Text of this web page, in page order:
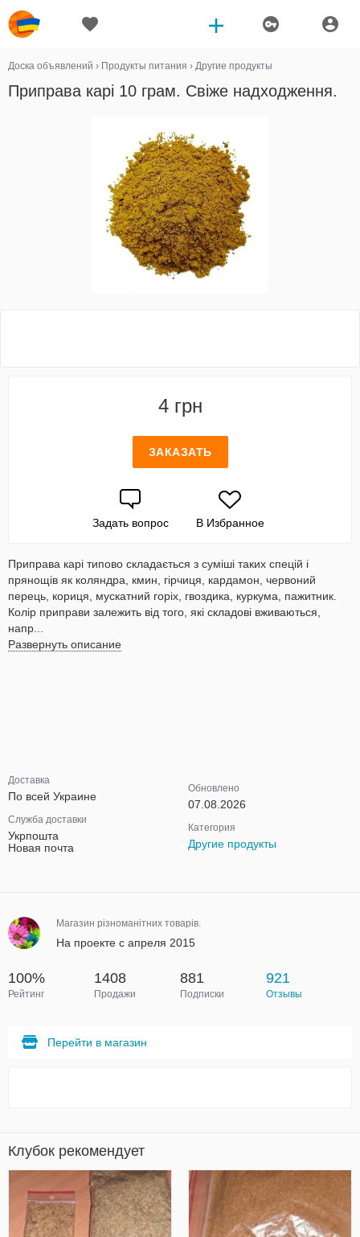
Доска объявлений › Продукты питания › Другие продукты
Приправа карі 10 грам. Свіже надходження.
4 грн
ЗАКАЗАТЬ
Задать вопрос В Избранное
Приправа карі типово складається з суміші таких спецій і
прянощів як коляндра, кмин, гірчиця, кардамон, червоний
перець, кориця, мускатний горіх, гвоздика, куркума, пажитник.
Колір приправи залежить від того, які складові вживаються,
напр...
Развернуть описание
Доставка
По всей Украине
Служба доставки
Укрпошта
Новая почта
Обновлено
07.08.2026
Категория
Другие продукты
Магазин різноманітних товарів.
На проекте с апреля 2015
100%
Рейтинг
1408
Продажи
881
Подписки
921
Отзывы
Перейти в магазин
Клубок рекомендует